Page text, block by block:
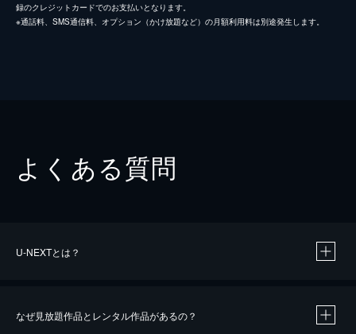
録のクレジットカードでのお支払いとなります。
※通話料、SMS通信料、オプション（かけ放題など）の月額利用料は別途発生します。
よくある質問
U-NEXTとは？
なぜ見放題作品とレンタル作品があるの？